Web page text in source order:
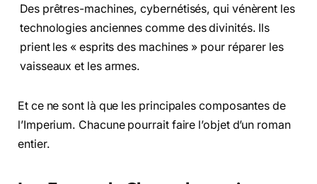
Des prêtres-machines, cybernétisés, qui vénèrent les
technologies anciennes comme des divinités. Ils
prient les « esprits des machines » pour réparer les
vaisseaux et les armes.
Et ce ne sont là que les principales composantes de
l’Imperium. Chacune pourrait faire l’objet d’un roman
entier.